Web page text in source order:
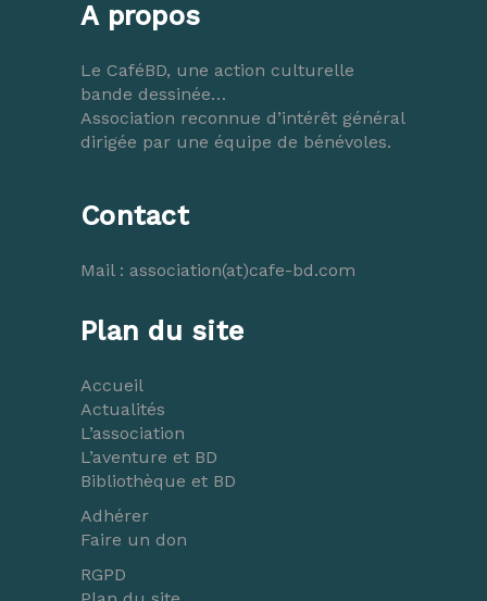
A propos
Le CaféBD, une action culturelle
bande dessinée…
Association reconnue d’intérêt général
dirigée par une équipe de bénévoles.
Contact
Mail : association(at)cafe-bd.com
Plan du site
Accueil
Actualités
L’association
L’aventure et BD
Bibliothèque et BD
Adhérer
Faire un don
RGPD